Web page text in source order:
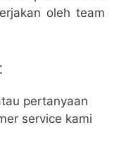
oleh team
pertanyaan
service kami